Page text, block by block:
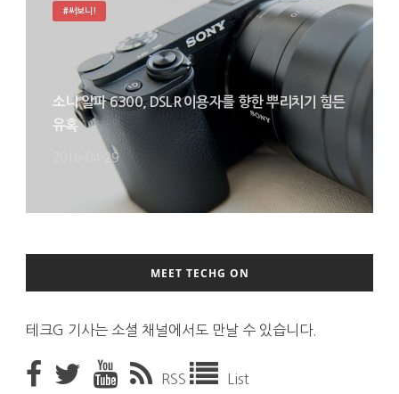
소니 알파 6300, DSLR 이용자를 향한 뿌리치기 힘든
유혹
2016-04-29
#써보니!
MEET TECHG ON
테크G 기사는 소셜 채널에서도 만날 수 있습니다.
RSS List